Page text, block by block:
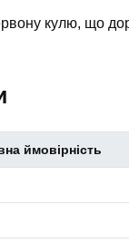
кулю, що
ймовірність